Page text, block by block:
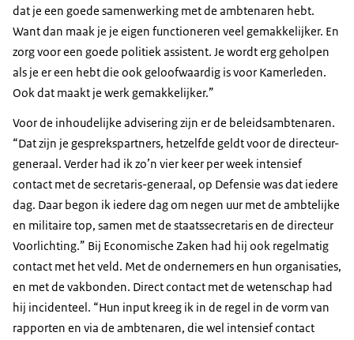
dat je een goede samenwerking met de ambtenaren hebt.
Want dan maak je je eigen functioneren veel gemakkelijker. En
zorg voor een goede politiek assistent. Je wordt erg geholpen
als je er een hebt die ook geloofwaardig is voor Kamerleden.
Ook dat maakt je werk gemakkelijker.”
Voor de inhoudelijke advisering zijn er de beleidsambtenaren.
“Dat zijn je gesprekspartners, hetzelfde geldt voor de directeur-
generaal. Verder had ik zo’n vier keer per week intensief
contact met de secretaris-generaal, op Defensie was dat iedere
dag. Daar begon ik iedere dag om negen uur met de ambtelijke
en militaire top, samen met de staatssecretaris en de directeur
Voorlichting.” Bij Economische Zaken had hij ook regelmatig
contact met het veld. Met de ondernemers en hun organisaties,
en met de vakbonden. Direct contact met de wetenschap had
hij incidenteel. “Hun input kreeg ik in de regel in de vorm van
rapporten en via de ambtenaren, die wel intensief contact